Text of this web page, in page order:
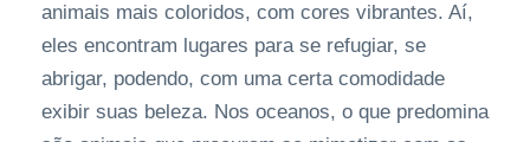
animais mais coloridos, com cores vibrantes. Aí,
eles encontram lugares para se refugiar, se
abrigar, podendo, com uma certa comodidade
exibir suas beleza. Nos oceanos, o que predomina